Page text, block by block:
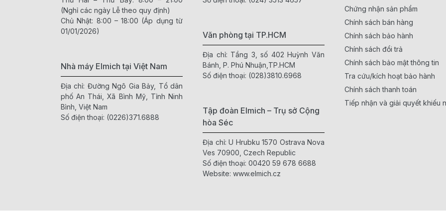
(Nghỉ các ngày Lễ theo quy định)
Chủ Nhật: 8:00 – 18:00 (Áp dụng từ
01/01/2026)
Nhà máy Elmich tại Việt Nam
Địa chỉ: Đường Ngô Gia Bảy, Tổ dân
phố An Thái, Xã Bình Mỹ, Tỉnh Ninh
Bình, Việt Nam
Số điện thoại: (0226)371.6888
Văn phòng tại TP.HCM
Địa chỉ: Tầng 3, số 402 Huỳnh Văn
Bánh, P. Phú Nhuận,TP.HCM
Số điện thoại: (028)3810.6968
Tập đoàn Elmich – Trụ sở Cộng
hòa Séc
Địa chỉ: U Hrubku 1570 Ostrava Nova
Ves 70900, Czech Republic
Số điện thoại: 00420 59 678 6688
Website: www.elmich.cz
Chứng nhận sản phẩm
Chính sách bán hàng
Chính sách bảo hành
Chính sách đổi trả
Chính sách bảo mật thông tin
Tra cứu/kích hoạt bảo hành
Chính sách thanh toán
Tiếp nhận và giải quyết khiếu